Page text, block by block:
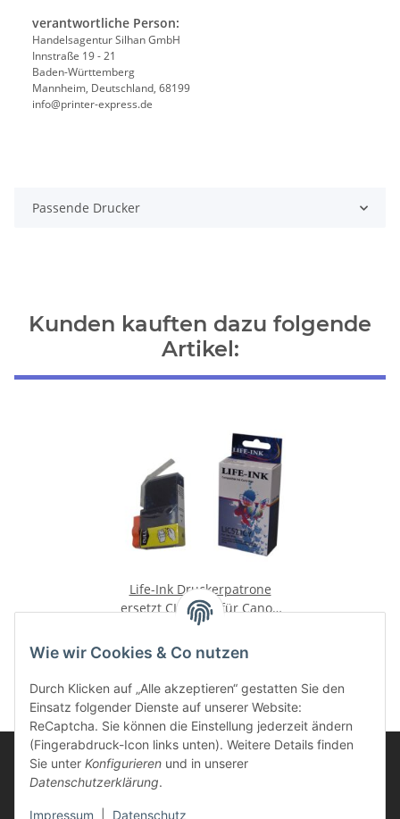
verantwortliche Person:
Handelsagentur Silhan GmbH
Innstraße 19 - 21
Baden-Württemberg
Mannheim, Deutschland, 68199
info@printer-express.de
Passende Drucker
Kunden kauften dazu folgende
Artikel:
Life-Ink Druckerpatrone
ersetzt CLI-521C für Canon
Drucker cyan
6,49 €
Wie wir Cookies & Co nutzen
Durch Klicken auf „Alle akzeptieren“ gestatten Sie den
Einsatz folgender Dienste auf unserer Website:
ReCaptcha. Sie können die Einstellung jederzeit ändern
(Fingerabdruck-Icon links unten). Weitere Details finden
Sie unter Konfigurieren und in unserer
Datenschutzerklärung.
Impressum Datenschutz